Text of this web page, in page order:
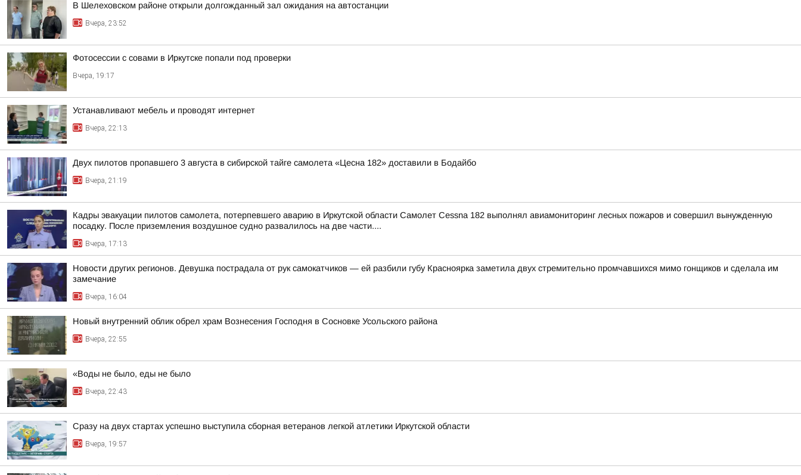
В Шелеховском районе открыли долгожданный зал ожидания на автостанции
Вчера, 23:52
Фотосессии с совами в Иркутске попали под проверки
Вчера, 19:17
Устанавливают мебель и проводят интернет
Вчера, 22:13
Двух пилотов пропавшего 3 августа в сибирской тайге самолета «Цесна 182» доставили в Бодайбо
Вчера, 21:19
Кадры эвакуации пилотов самолета, потерпевшего аварию в Иркутской области Самолет Cessna 182 выполнял авиамониторинг лесных пожаров и совершил вынужденную
посадку. После приземления воздушное судно развалилось на две части....
Вчера, 17:13
Новости других регионов. Девушка пострадала от рук самокатчиков — ей разбили губу Красноярка заметила двух стремительно промчавшихся мимо гонщиков и сделала им
замечание
Вчера, 16:04
Новый внутренний облик обрел храм Вознесения Господня в Сосновке Усольского района
Вчера, 22:55
«Воды не было, еды не было
Вчера, 22:43
Сразу на двух стартах успешно выступила сборная ветеранов легкой атлетики Иркутской области
Вчера, 19:57